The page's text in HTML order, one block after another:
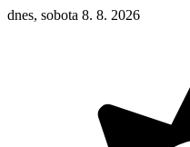
dnes, sobota 8. 8. 2026